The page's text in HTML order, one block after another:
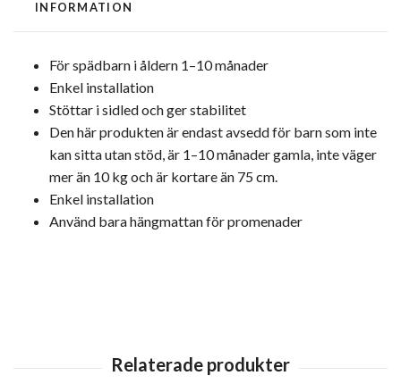
INFORMATION
För spädbarn i åldern 1–10 månader
Enkel installation
Stöttar i sidled och ger stabilitet
Den här produkten är endast avsedd för barn som inte
kan sitta utan stöd, är 1–10 månader gamla, inte väger
mer än 10 kg och är kortare än 75 cm.
Enkel installation
Använd bara hängmattan för promenader